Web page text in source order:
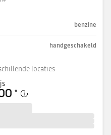
benzine
handgeschakeld
locaties
*